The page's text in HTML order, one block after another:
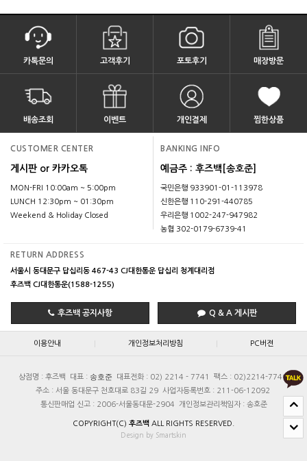
카톡문의 고객후기 포토후기 매장방문
배송조회 이벤트 개인결제 찜한상품
CUSTOMER CENTER
게시판 or 카카오톡
MON-FRI 10:00am ~ 5:00pm
LUNCH 12:30pm ~ 01:30pm
Weekend & Holiday Closed
BANKING INFO
예금주 : 후즈백[송호준]
국민은행 933901-01-113978
신한은행 110-291-440785
우리은행 1002-247-947982
농협 302-0179-6739-41
RETURN ADDRESS
서울시 동대문구 답십리동 467-43 CJ대한통운 답십리 청계대리점
후즈백 CJ대한통운(1588-1255)
후즈백 공지사항 Q & A 게시판
이용안내 개인정보처리방침 PC버젼
상점명 : 후즈백 대표 : 송호준 대표전화 : 02) 2214 - 7741
팩스 : 02)2214-7740
주소 : 서울 동대문구 천호대로 83길 29 사업자등록번호 : 211-06-12092
통신판매업 신고 : 2006-서울동대문-2904
개인정보관리책임자 : 송호준
COPYRIGHT(C) 후즈백 ALL RIGHTS RESERVED.